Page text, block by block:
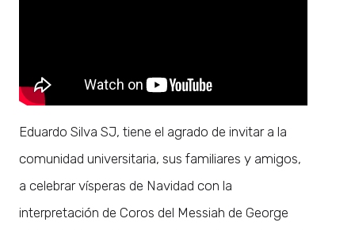
Eduardo Silva SJ, tiene el agrado de invitar a la
comunidad universitaria, sus familiares y amigos,
a celebrar vísperas de Navidad con la
interpretación de Coros del Messiah de George